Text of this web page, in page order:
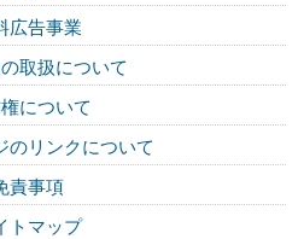
広告事業
取扱について
について
のリンクについて
責事項
トマップ